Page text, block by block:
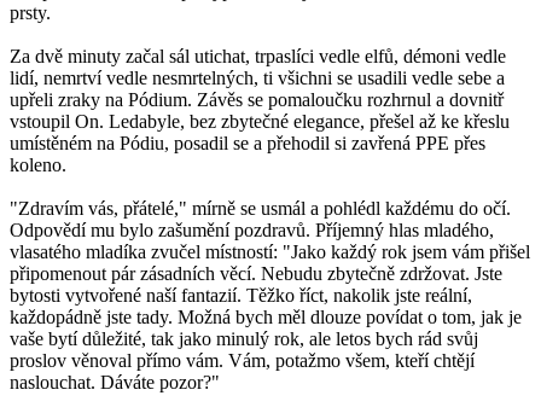
prsty.
Za dvě minuty začal sál utichat, trpaslíci vedle elfů, démoni vedle
lidí, nemrtví vedle nesmrtelných, ti všichni se usadili vedle sebe a
upřeli zraky na Pódium. Závěs se pomaloučku rozhrnul a dovnitř
vstoupil On. Ledabyle, bez zbytečné elegance, přešel až ke křeslu
umístěném na Pódiu, posadil se a přehodil si zavřená PPE přes
koleno.
"Zdravím vás, přátelé," mírně se usmál a pohlédl každému do očí.
Odpovědí mu bylo zašumění pozdravů. Příjemný hlas mladého,
vlasatého mladíka zvučel místností: "Jako každý rok jsem vám přišel
připomenout pár zásadních věcí. Nebudu zbytečně zdržovat. Jste
bytosti vytvořené naší fantazií. Těžko říct, nakolik jste reální,
každopádně jste tady. Možná bych měl dlouze povídat o tom, jak je
vaše bytí důležité, tak jako minulý rok, ale letos bych rád svůj
proslov věnoval přímo vám. Vám, potažmo všem, kteří chtějí
naslouchat. Dáváte pozor?"